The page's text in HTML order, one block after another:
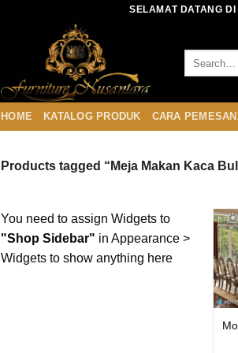
SELAMAT DATANG DI
HOME KATALOG PRODUK CARA
Products tagged “Meja Makan Kaca
You need to assign Widgets to
"Shop Sidebar" in Appearance >
Widgets to show anything here